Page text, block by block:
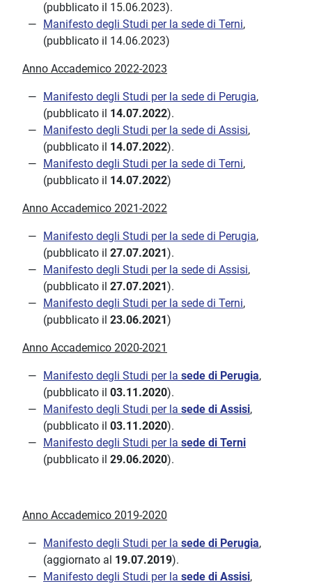
(pubblicato il 15.06.2023).
Manifesto degli Studi per la sede di Terni,
(pubblicato il 14.06.2023)
Anno Accademico 2022-2023
Manifesto degli Studi per la sede di Perugia,
(pubblicato il 14.07.2022).
Manifesto degli Studi per la sede di Assisi,
(pubblicato il 14.07.2022).
Manifesto degli Studi per la sede di Terni,
(pubblicato il 14.07.2022)
Anno Accademico 2021-2022
Manifesto degli Studi per la sede di Perugia,
(pubblicato il 27.07.2021).
Manifesto degli Studi per la sede di Assisi,
(pubblicato il 27.07.2021).
Manifesto degli Studi per la sede di Terni,
(pubblicato il 23.06.2021)
Anno Accademico 2020-2021
Manifesto degli Studi per la sede di Perugia,
(pubblicato il 03.11.2020).
Manifesto degli Studi per la sede di Assisi,
(pubblicato il 03.11.2020).
Manifesto degli Studi per la sede di Terni
(pubblicato il 29.06.2020).
Anno Accademico 2019-2020
Manifesto degli Studi per la sede di Perugia,
(aggiornato al 19.07.2019).
Manifesto degli Studi per la sede di Assisi,